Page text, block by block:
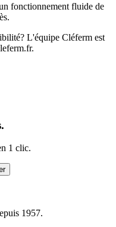
fonctionnement fluide de
L'équipe Cléferm est
1 clic.
1957.